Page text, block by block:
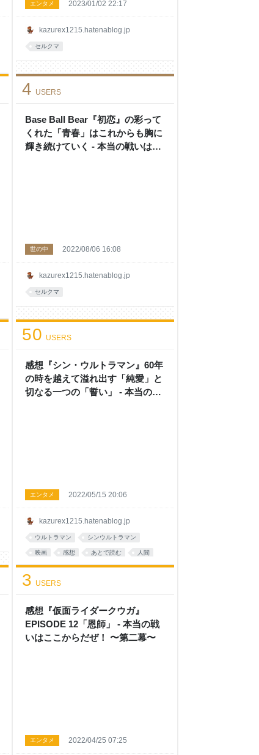
kazurex1215.hatenablog.jp
エンタメ 2023/01/02 22:17
セルクマ
Base Ball Bear『初恋』の彩って
くれた「青春」はこれからも胸に
輝き続けていく - 本当の戦いはこ
4 USERS
kazurex1215.hatenablog.jp
世の中 2022/08/06 16:08
セルクマ
感想『シン・ウルトラマン』60年
の時を越えて溢れ出す「純愛」と
切なる一つの「誓い」 - 本当の戦
50 USERS
kazurex1215.hatenablog.jp
エンタメ 2022/05/15 20:06
ウルトラマン シンウルトラマン
映画 感想 あとで読む 人間
セルクマ
感想『仮面ライダークウガ』
EPISODE 12「恩師」 - 本当の戦
いはここからだぜ！ 〜第二幕〜
3 USERS
エンタメ 2022/04/25 07:25